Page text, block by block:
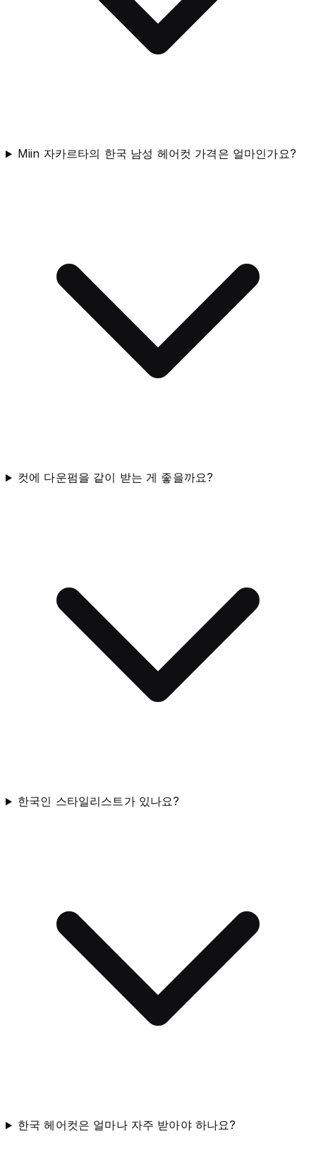
Miin 자카르타의 한국 남성 헤어컷 가격은 얼마인가요?
컷에 다운펌을 같이 받는 게 좋을까요?
한국인 스타일리스트가 있나요?
한국 헤어컷은 얼마나 자주 받아야 하나요?